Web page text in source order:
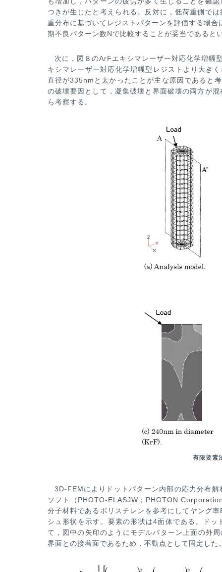
つきが生じたと考えられる。反対に，低荷重側で
重分布に基づいてレジストパター ンを評価する場
期不良パターン数Nで比較することが妥当であると
次に，図８のArFエキシマレーザー対応化学増幅
キシマレーザー対応化学増幅型レジストより大き
直径が335nmと太かっ たことが主な原因であると
の破壊要因として，凝集破壊と界面破壊の両方が
ら考察する。
有限要素
3D-FEMによりドットパターン内部の応力分布
ソフト（PHOTO-ELASJW；PHOTON
分子材料であるポリスチレンを参考にしてヤング
シュ形状を示す。要素の形状は4面体である。ド
て，図中の矢印のようにモデルパターン上面の外周
界面との接着面であるため，不動点として固定し